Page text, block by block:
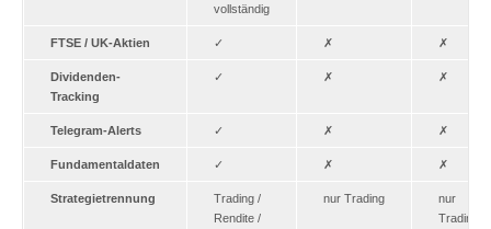
vollständig
FTSE / UK-Aktien ✓ ✗ ✗
Dividenden-
Tracking
✓ ✗ ✗
Telegram-Alerts ✓ ✗ ✗
Fundamentaldaten ✓ ✗ ✗
Strategietrennung
Trading /
Rendite /
nur Trading
nur
Trading